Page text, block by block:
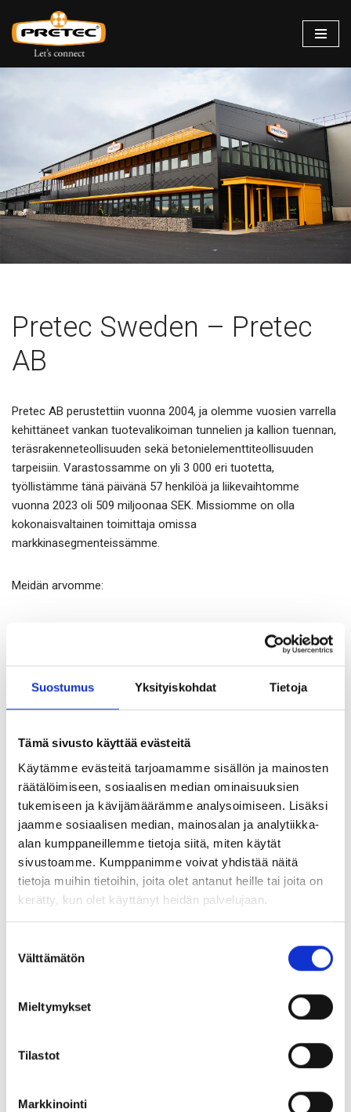
Suostumus Yksityiskohdat Tietoja
Tämä sivusto käyttää evästeitä
Käytämme evästeitä tarjoamamme sisällön ja mainosten
räätälöimiseen, sosiaalisen median ominaisuuksien
tukemiseen ja kävijämäärämme analysoimiseen. Lisäksi
jaamme sosiaalisen median, mainosalan ja analytiikka-
alan kumppaneillemme tietoja siitä, miten käytät
sivustoamme. Kumppanimme voivat yhdistää näitä
tietoja muihin tietoihin, joita olet antanut heille tai joita on
kerätty, kun olet käyttänyt heidän palvelujaan.
valinta
Välttämätön
Mieltymykset
Tilastot
Markkinointi
Siirry
suoraan
Pretec Sweden – Pretec
AB
Pretec AB perustettiin vuonna 2004, ja olemme vuosien varrella
kehittäneet vankan tuotevalikoiman tunnelien ja kallion tuennan,
teräsrakenneteollisuuden sekä betonielementtiteollisuuden
tarpeisiin. Varastossamme on yli 3 000 eri tuotetta,
työllistämme tänä päivänä 57 henkilöä ja liikevaihtomme
vuonna 2023 oli 509 miljoonaa SEK. Missiomme on olla
kokonaisvaltainen toimittaja omissa
markkinasegmenteissämme.
Meidän arvomme:
meillä on suuret varastot nopeiden ja turvallisten
toimitusten takaamiseksi.
Ammattimaisuus– tuotteemme tarkastetaan ja
Ratkaisukeskeisyys– olemme joustavia oman
tuotantomme ansiosta ja pystymme toteuttamaan
erikoisratkaisuja.
Let’s connect!
Pretec Sweden
Barnebergsgatan 10-14, 442 40 Kungälv, Sweden
+46 303 24 30 80